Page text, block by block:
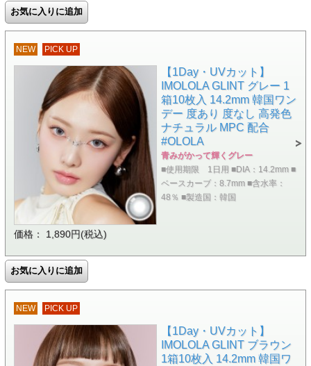
NEW PICK UP
【1Day・UVカット】
IMOLOLA GLINT グレー 1
箱10枚入 14.2mm 韓国ワン
デー 度あり 度なし 高発色
ナチュラル MPC 配合
#OLOLA
青みがかって輝くグレー
■使用期限 1日用 ■DIA：14.2mm ■
ベースカーブ：8.7mm ■含水率：
48％ ■製造国：韓国
価格： 1,890円(税込)
NEW PICK UP
【1Day・UVカット】
IMOLOLA GLINT ブラウン
1箱10枚入 14.2mm 韓国ワ